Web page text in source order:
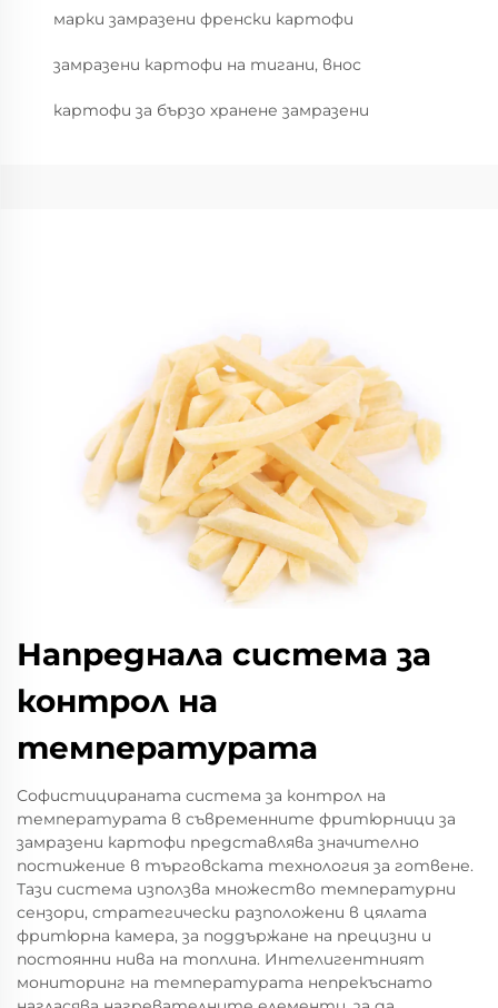
марки замразени френски картофи
замразени картофи на тигани, внос
картофи за бързо хранене замразени
Напреднала система за
контрол на
температурата
Софистицираната система за контрол на
температурата в съвременните фритюрници за
замразени картофи представлява значително
постижение в търговската технология за готвене.
Тази система използва множество температурни
сензори, стратегически разположени в цялата
фритюрна камера, за поддържане на прецизни и
постоянни нива на топлина. Интелигентният
мониторинг на температурата непрекъснато